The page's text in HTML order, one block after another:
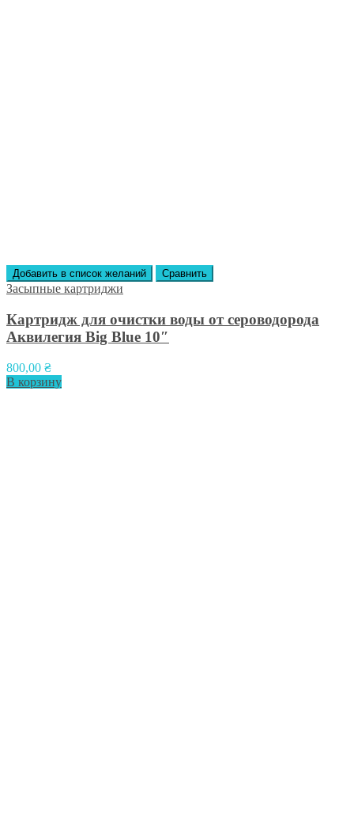
Добавить в список желаний Сравнить
Засыпные картриджи
Картридж для очистки воды от сероводорода
Аквилегия Big Blue 10″
800,00 ₴
В корзину